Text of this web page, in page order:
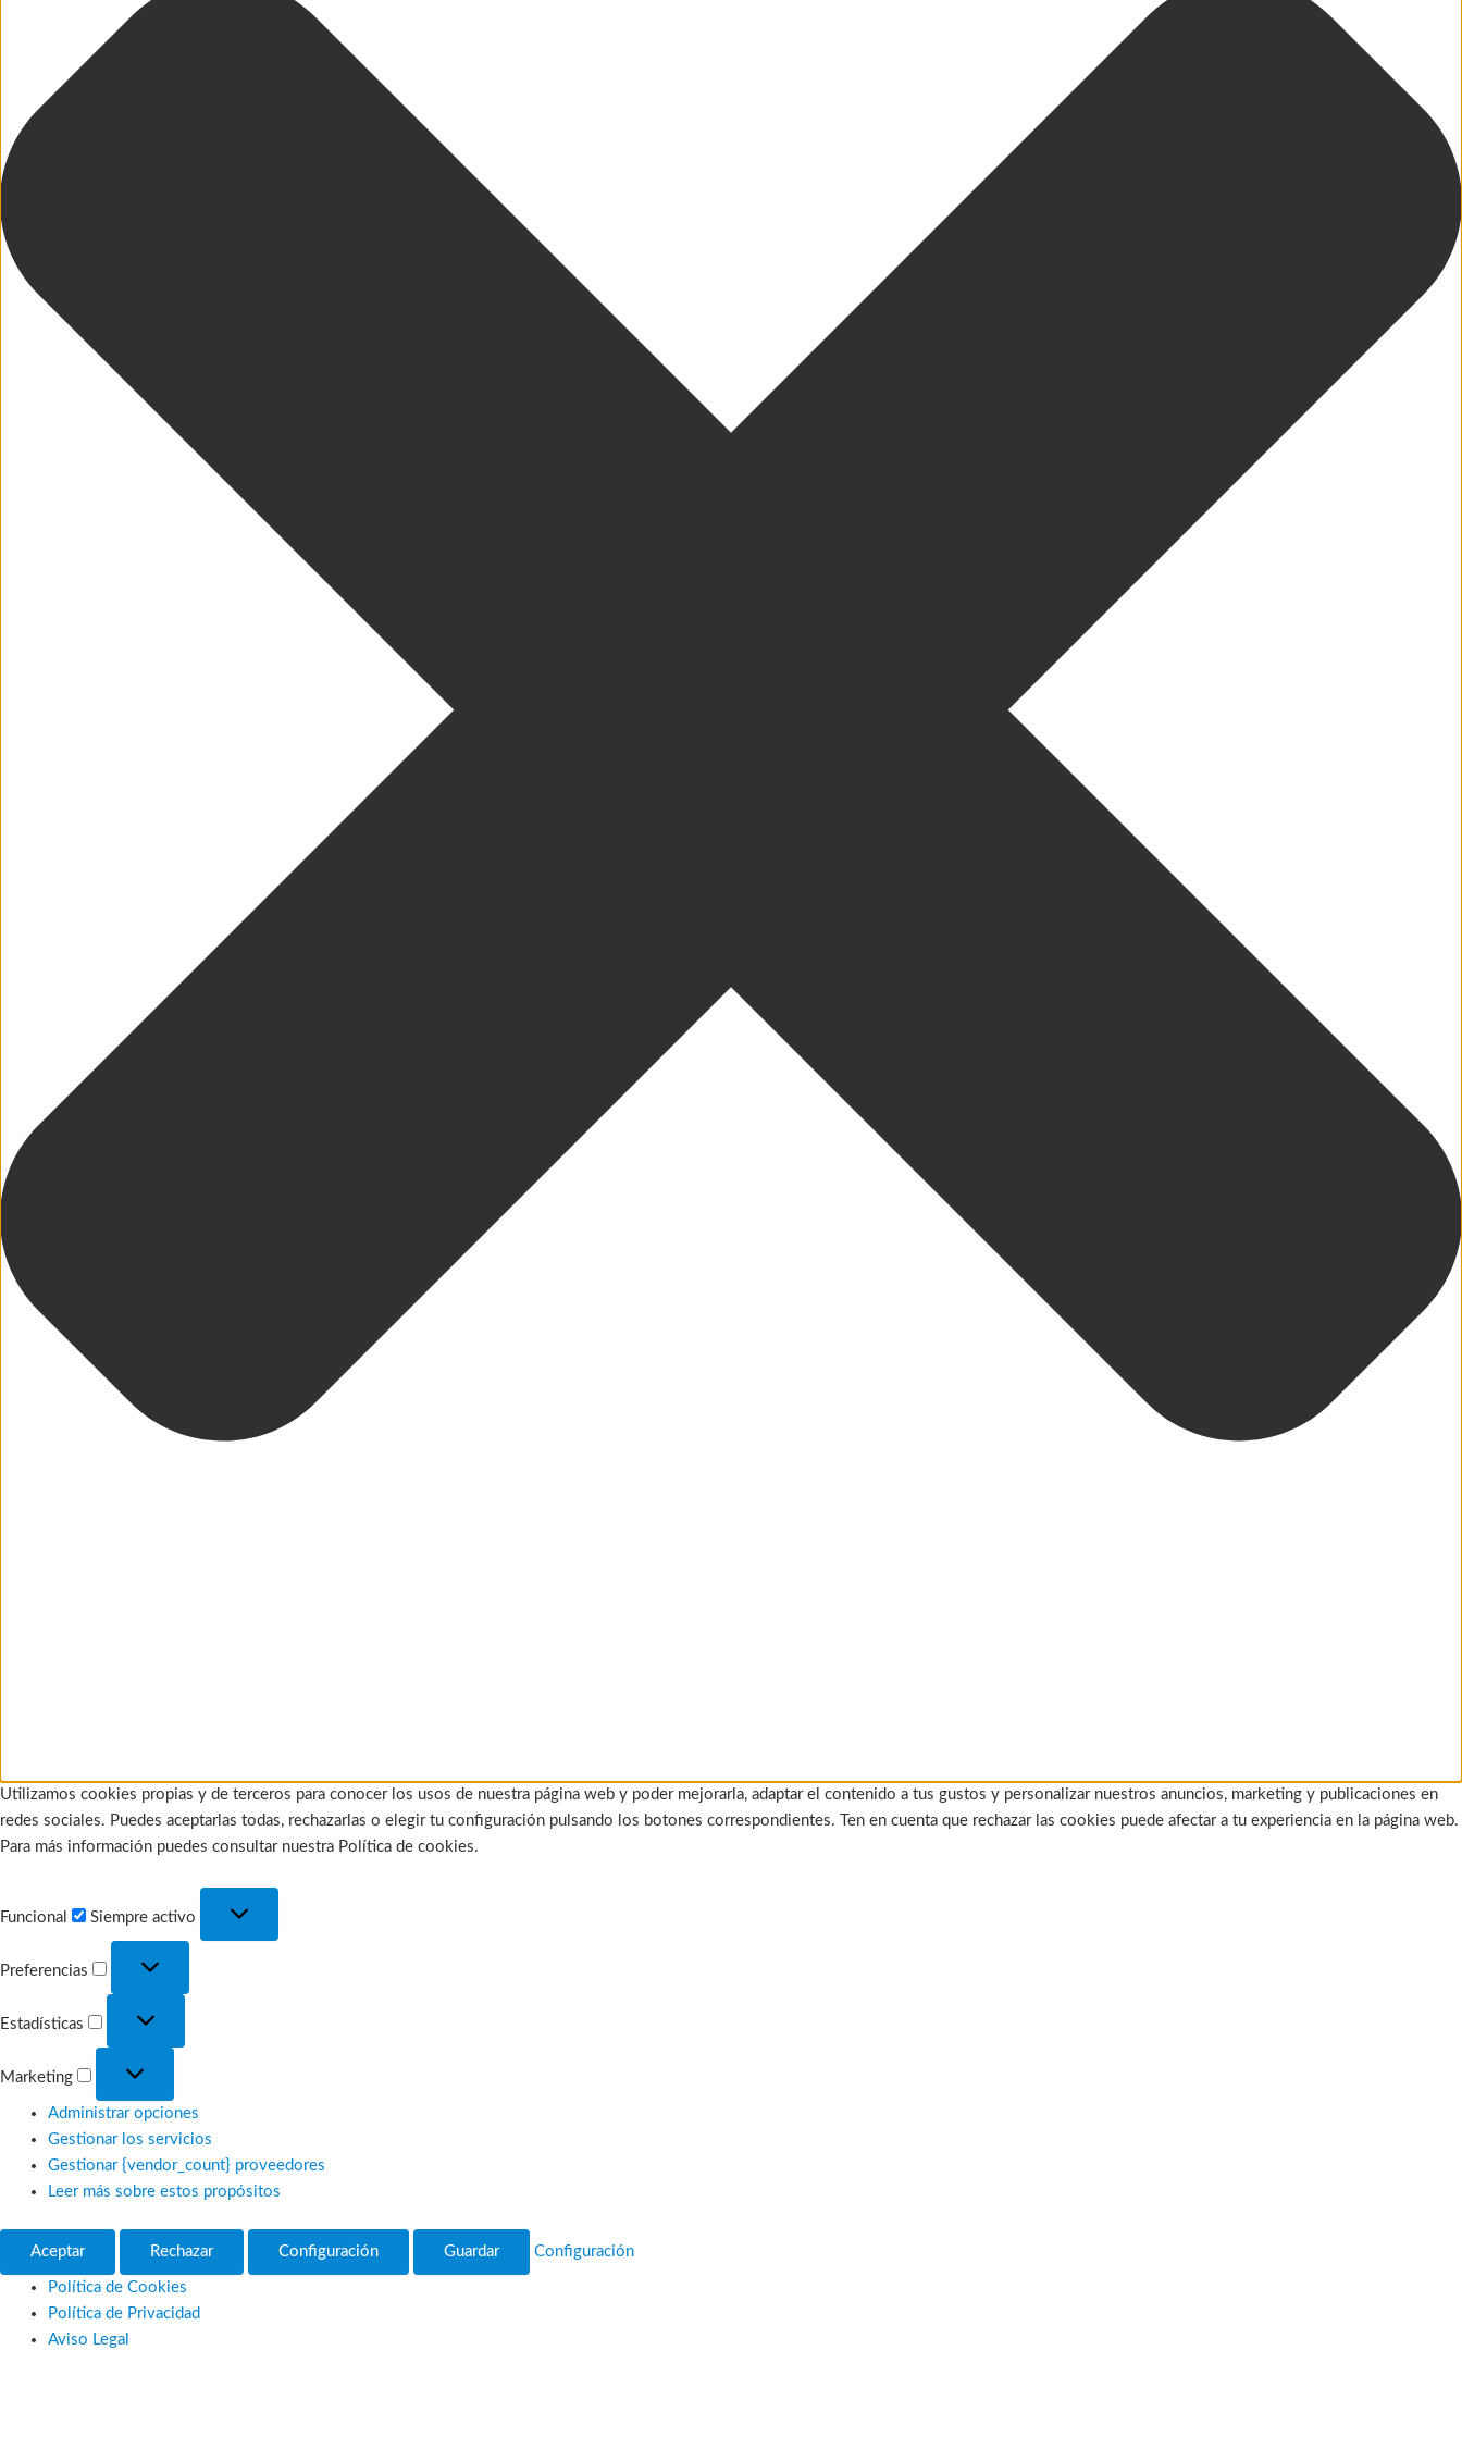
Utilizamos cookies propias y de terceros para conocer los usos de nuestra página web y poder mejorarla, adaptar el contenido a tus gustos y personalizar nuestros anuncios, marketing y publicaciones en
redes sociales. Puedes aceptarlas todas, rechazarlas o elegir tu configuración pulsando los botones correspondientes. Ten en cuenta que rechazar las cookies puede afectar a tu experiencia en la página web.
Para más información puedes consultar nuestra Política de cookies.
Funcional Siempre activo
Preferencias
Estadísticas
Marketing
Administrar opciones
Gestionar los servicios
Gestionar {vendor_count} proveedores
Leer más sobre estos propósitos
Aceptar Rechazar Configuración Guardar Configuración
Política de Cookies
Política de Privacidad
Aviso Legal